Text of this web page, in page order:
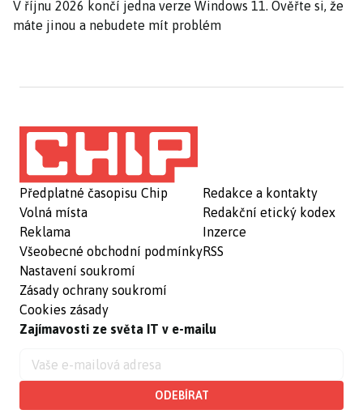
V říjnu 2026 končí jedna verze Windows 11. Ověřte si, že
máte jinou a nebudete mít problém
Předplatné časopisu Chip
Volná místa
Reklama
Všeobecné obchodní podmínky
Nastavení soukromí
Zásady ochrany soukromí
Cookies zásady
Redakce a kontakty
Redakční etický kodex
Inzerce
RSS
Zajímavosti ze světa IT v e-mailu
ODEBÍRAT